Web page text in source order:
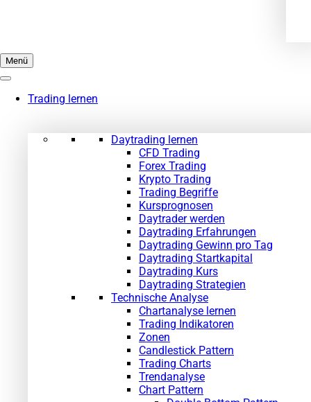
Menü
Trading lernen
Daytrading lernen
CFD Trading
Forex Trading
Krypto Trading
Trading Begriffe
Kursprognosen
Daytrader werden
Daytrading Erfahrungen
Daytrading Gewinn pro Tag
Daytrading Startkapital
Daytrading Kurs
Daytrading Strategien
Technische Analyse
Chartanalyse lernen
Trading Indikatoren
Zonen
Candlestick Pattern
Trading Charts
Trendanalyse
Chart Pattern